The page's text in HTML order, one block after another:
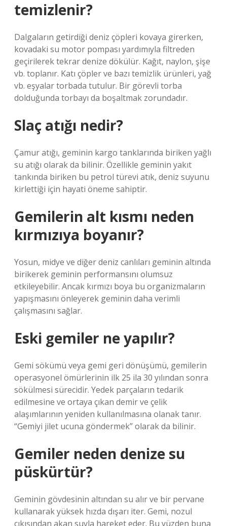
temizlenir?
Dalgaların getirdiği deniz çöpleri kovaya girerken,
kovadaki su motor pompası yardımıyla filtreden
geçirilerek tekrar denize dökülür. Kağıt, naylon, şişe
vb. toplanır. Katı çöpler ve bazı temizlik ürünleri, yağ
vb. eşyalar torbada tutulur. Bir görevli torba
dolduğunda torbayı da boşaltmak zorundadır.
Slaç atığı nedir?
Çamur atığı, geminin kargo tanklarında biriken yağlı
su atığı olarak da bilinir. Özellikle geminin yakıt
tankında biriken bu petrol türevi atık, deniz suyunu
kirlettiği için hayati öneme sahiptir.
Gemilerin alt kısmı neden
kırmızıya boyanır?
Yosun, midye ve diğer deniz canlıları geminin altında
birikerek geminin performansını olumsuz
etkileyebilir. Ancak kırmızı boya bu organizmaların
yapışmasını önleyerek geminin daha verimli
çalışmasını sağlar.
Eski gemiler ne yapılır?
Gemi sökümü veya gemi geri dönüşümü, gemilerin
operasyonel ömürlerinin ilk 25 ila 30 yılından sonra
sökülmesi sürecidir. Yedek parçaların tedarik
edilmesine ve ortaya çıkan demir ve çelik
alaşımlarının yeniden kullanılmasına olanak tanır.
“Gemiyi jilet ucuna göndermek” olarak da bilinir.
Gemiler neden denize su
püskürtür?
Geminin gövdesinin altından su alır ve bir pervane
kullanarak yüksek hızda dışarı iter. Gemi, nozul
çıkışından akan suyla hareket eder. Bu yüzden buna